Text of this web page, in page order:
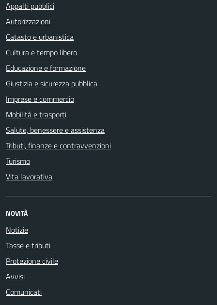
Appalti pubblici
Autorizzazioni
Catasto e urbanistica
Cultura e tempo libero
Educazione e formazione
Giustizia e sicurezza pubblica
Imprese e commercio
Mobilità e trasporti
Salute, benessere e assistenza
Tributi, finanze e contravvenzioni
Turismo
Vita lavorativa
NOVITÀ
Notizie
Tasse e tributi
Protezione civile
Avvisi
Comunicati